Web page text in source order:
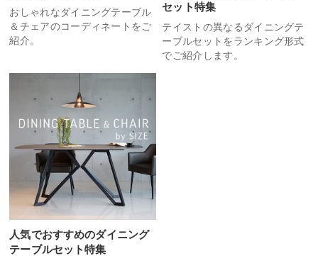
おしゃれなダイニングテーブル
＆チェアのコーディネートをご
紹介。
セット特集
テイストの異なるダイニングテ
ーブルセットをランキング形式
でご紹介します。
人気でおすすめのダイニング
テーブルセット特集